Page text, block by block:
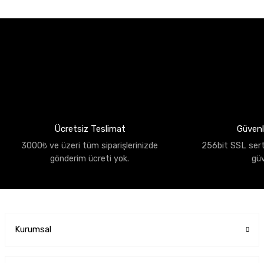
Ücretsiz Teslimat
3000₺ ve üzeri tüm siparişlerinizde
gönderim ücreti yok.
256bit SSL
Kurumsal